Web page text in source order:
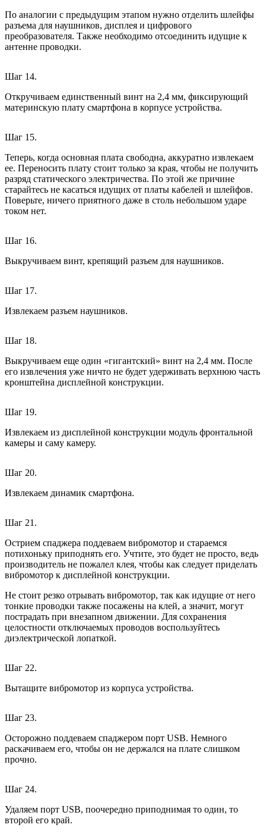
По аналогии с предыдущим этапом нужно отделить шлейфы
разъема для наушников, дисплея и цифрового
преобразователя. Также необходимо отсоединить идущие к
антенне проводки.
Шаг 14.
Откручиваем единственный винт на 2,4 мм, фиксирующий
материнскую плату смартфона в корпусе устройства.
Шаг 15.
Теперь, когда основная плата свободна, аккуратно извлекаем
ее. Переносить плату стоит только за края, чтобы не получить
разряд статического электричества. По этой же причине
старайтесь не касаться идущих от платы кабелей и шлейфов.
Поверьте, ничего приятного даже в столь небольшом ударе
током нет.
Шаг 16.
Выкручиваем винт, крепящий разъем для наушников.
Шаг 17.
Извлекаем разъем наушников.
Шаг 18.
Выкручиваем еще один «гигантский» винт на 2,4 мм. После
его извлечения уже ничто не будет удерживать верхнюю часть
кронштейна дисплейной конструкции.
Шаг 19.
Извлекаем из дисплейной конструкции модуль фронтальной
камеры и саму камеру.
Шаг 20.
Извлекаем динамик смартфона.
Шаг 21.
Острием спаджера поддеваем вибромотор и стараемся
потихоньку приподнять его. Учтите, это будет не просто, ведь
производитель не пожалел клея, чтобы как следует приделать
вибромотор к дисплейной конструкции.
Не стоит резко отрывать вибромотор, так как идущие от него
тонкие проводки также посажены на клей, а значит, могут
пострадать при внезапном движении. Для сохранения
целостности отключаемых проводов воспользуйтесь
диэлектрической лопаткой.
Шаг 22.
Вытащите вибромотор из корпуса устройства.
Шаг 23.
Осторожно поддеваем спаджером порт USB. Немного
раскачиваем его, чтобы он не держался на плате слишком
прочно.
Шаг 24.
Удаляем порт USB, поочередно приподнимая то один, то
второй его край.